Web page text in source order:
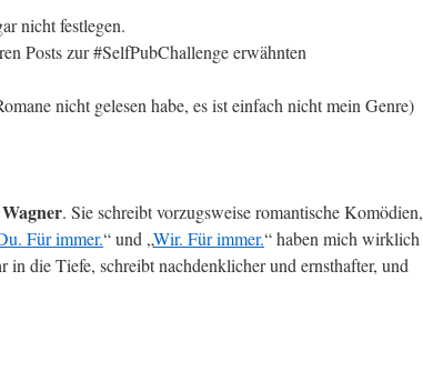
nicht festlegen.
Posts zur #SelfPubChallenge erwähnten
nicht gelesen habe, es ist einfach nicht mein Genre)
. Sie schreibt vorzugsweise romantische Komödien,
Für immer.“ und „Wir. Für immer.“ haben mich wirklich
in die Tiefe, schreibt nachdenklicher und ernsthafter, und